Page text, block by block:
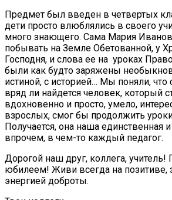
Предмет был введен в четвертых
дети просто влюблялись в своего
много знающего. Сама Мария
побывать на Земле Обетованной, у
Господня, и слова ее на уроках
были как будто заряжены
истиной, с историей… Мы поняли,
вряд ли найдется человек, который
вдохновенно и просто, умело,
взрослых, смог бы продолжить
Получается, она наша единственная
впрочем, в чем-то каждый педагог.
Дорогой наш друг, коллега,
юбилеем! Живи всегда на позитиве,
энергией доброты.